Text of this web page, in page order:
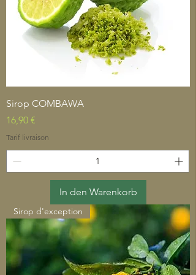
Sirop COMBAWA
Preis
16,90 €
Tarif livraison
In den Warenkorb
Sirop d'exception